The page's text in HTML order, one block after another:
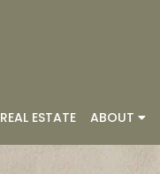
REAL ESTATE ABOUT